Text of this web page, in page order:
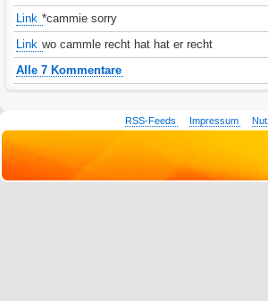
Link *cammie sorry
Link wo cammle recht hat hat er recht
Alle 7 Kommentare
RSS-Feeds Impressum